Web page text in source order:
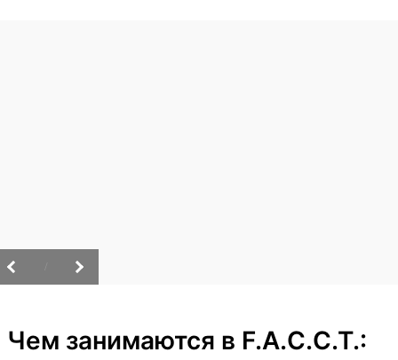
Чем занимаются в F.A.C.C.T.: